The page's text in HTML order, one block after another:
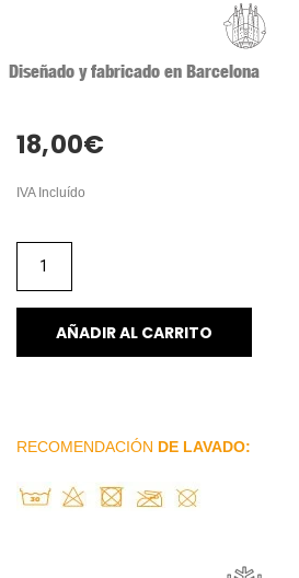
Diseñado y fabricado en Barcelona
18,00€
IVA Incluído
AÑADIR AL CARRITO
RECOMENDACIÓN DE LAVADO: